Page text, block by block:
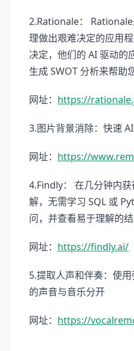
2.Rationale：
理做出艰难决定的应用
决定，他们的 AI 驱动的
生成 SWOT 分析来帮助
网址： https://
3.图片背景消除：快速
网址： https://
4.Findly： 在几分钟内
解，无需学习 SQL 或
问，并查看易于理解的结
网址： https://findly.ai/
5.提取人声和伴奏：使
的声音与音乐分开
网址： https://